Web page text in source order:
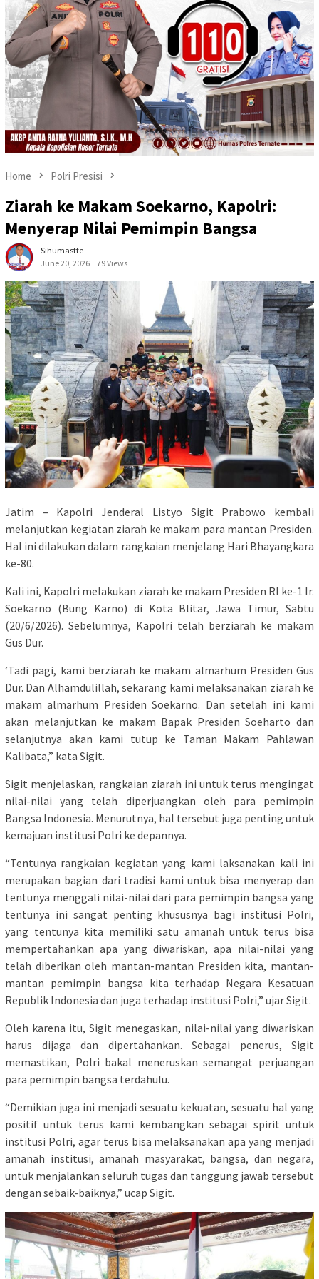
Home Polri Presisi
Ziarah ke Makam Soekarno, Kapolri:
Menyerap Nilai Pemimpin Bangsa
Sihumastte
June 20, 2026
79 Views
Jatim – Kapolri Jenderal Listyo Sigit Prabowo kembali
melanjutkan kegiatan ziarah ke makam para mantan Presiden.
Hal ini dilakukan dalam rangkaian menjelang Hari Bhayangkara
ke-80.
Kali ini, Kapolri melakukan ziarah ke makam Presiden RI ke-1 Ir.
Soekarno (Bung Karno) di Kota Blitar, Jawa Timur, Sabtu
(20/6/2026). Sebelumnya, Kapolri telah berziarah ke makam
Gus Dur.
‘Tadi pagi, kami berziarah ke makam almarhum Presiden Gus
Dur. Dan Alhamdulillah, sekarang kami melaksanakan ziarah ke
makam almarhum Presiden Soekarno. Dan setelah ini kami
akan melanjutkan ke makam Bapak Presiden Soeharto dan
selanjutnya akan kami tutup ke Taman Makam Pahlawan
Kalibata,” kata Sigit.
Sigit menjelaskan, rangkaian ziarah ini untuk terus mengingat
nilai-nilai yang telah diperjuangkan oleh para pemimpin
Bangsa Indonesia. Menurutnya, hal tersebut juga penting untuk
kemajuan institusi Polri ke depannya.
“Tentunya rangkaian kegiatan yang kami laksanakan kali ini
merupakan bagian dari tradisi kami untuk bisa menyerap dan
tentunya menggali nilai-nilai dari para pemimpin bangsa yang
tentunya ini sangat penting khususnya bagi institusi Polri,
yang tentunya kita memiliki satu amanah untuk terus bisa
mempertahankan apa yang diwariskan, apa nilai-nilai yang
telah diberikan oleh mantan-mantan Presiden kita, mantan-
mantan pemimpin bangsa kita terhadap Negara Kesatuan
Republik Indonesia dan juga terhadap institusi Polri,” ujar Sigit.
Oleh karena itu, Sigit menegaskan, nilai-nilai yang diwariskan
harus dijaga dan dipertahankan. Sebagai penerus, Sigit
memastikan, Polri bakal meneruskan semangat perjuangan
para pemimpin bangsa terdahulu.
“Demikian juga ini menjadi sesuatu kekuatan, sesuatu hal yang
positif untuk terus kami kembangkan sebagai spirit untuk
institusi Polri, agar terus bisa melaksanakan apa yang menjadi
amanah institusi, amanah masyarakat, bangsa, dan negara,
untuk menjalankan seluruh tugas dan tanggung jawab tersebut
dengan sebaik-baiknya,” ucap Sigit.